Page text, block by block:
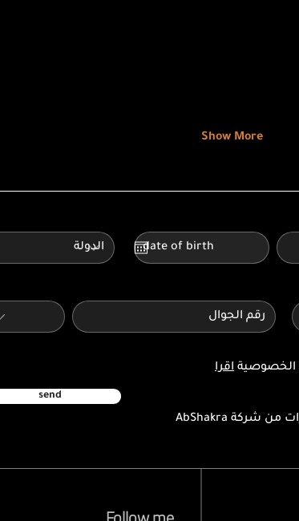
Show More
الخصوصية اقرا
send
أرغب في الحصول على عروض وإشعارات من شركة AbShakra